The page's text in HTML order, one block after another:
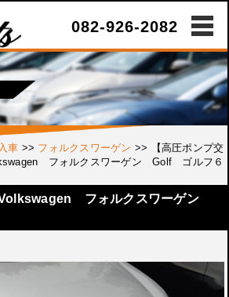
082-926-2082
車 >> フォルクスワーゲン >>
【高圧ポンプ交
フォルクスワーゲン Golf ゴルフ６
Volkswagen フォルクスワーゲン